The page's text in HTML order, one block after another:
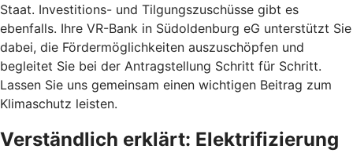
Staat. Investitions- und Tilgungszuschüsse gibt es
ebenfalls. Ihre VR-Bank in Südoldenburg eG unterstützt Sie
dabei, die Fördermöglichkeiten auszuschöpfen und
begleitet Sie bei der Antragstellung Schritt für Schritt.
Lassen Sie uns gemeinsam einen wichtigen Beitrag zum
Klimaschutz leisten.
Verständlich erklärt: Elektrifizierung